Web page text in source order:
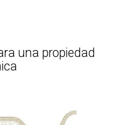
una propiedad